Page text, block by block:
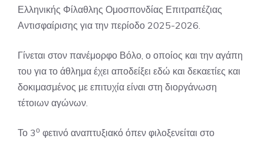
Ελληνικής Φίλαθλης Ομοσπονδίας Επιτραπέζιας
Αντισφαίρισης για την περίοδο 2025-2026.
Γίνεται στον πανέμορφο Βόλο, ο οποίος και την αγάπη
του για το άθλημα έχει αποδείξει εδώ και δεκαετίες και
δοκιμασμένος με επιτυχία είναι στη διοργάνωση
τέτοιων αγώνων.
Το 3ο φετινό αναπτυξιακό όπεν φιλοξενείται στο